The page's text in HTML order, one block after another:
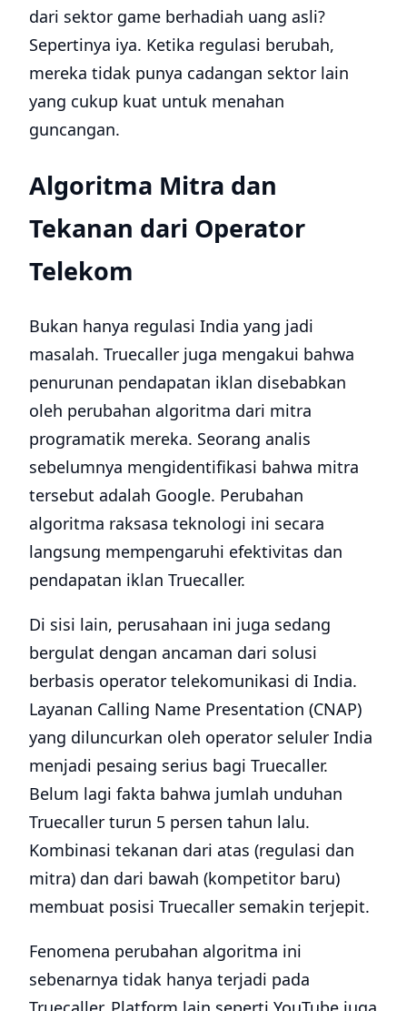
dari sektor game berhadiah uang asli?
Sepertinya iya. Ketika regulasi berubah,
mereka tidak punya cadangan sektor lain
yang cukup kuat untuk menahan
guncangan.
Algoritma Mitra dan
Tekanan dari Operator
Telekom
Bukan hanya regulasi India yang jadi
masalah. Truecaller juga mengakui bahwa
penurunan pendapatan iklan disebabkan
oleh perubahan algoritma dari mitra
programatik mereka. Seorang analis
sebelumnya mengidentifikasi bahwa mitra
tersebut adalah Google. Perubahan
algoritma raksasa teknologi ini secara
langsung mempengaruhi efektivitas dan
pendapatan iklan Truecaller.
Di sisi lain, perusahaan ini juga sedang
bergulat dengan ancaman dari solusi
berbasis operator telekomunikasi di India.
Layanan Calling Name Presentation (CNAP)
yang diluncurkan oleh operator seluler India
menjadi pesaing serius bagi Truecaller.
Belum lagi fakta bahwa jumlah unduhan
Truecaller turun 5 persen tahun lalu.
Kombinasi tekanan dari atas (regulasi dan
mitra) dan dari bawah (kompetitor baru)
membuat posisi Truecaller semakin terjepit.
Fenomena perubahan algoritma ini
sebenarnya tidak hanya terjadi pada